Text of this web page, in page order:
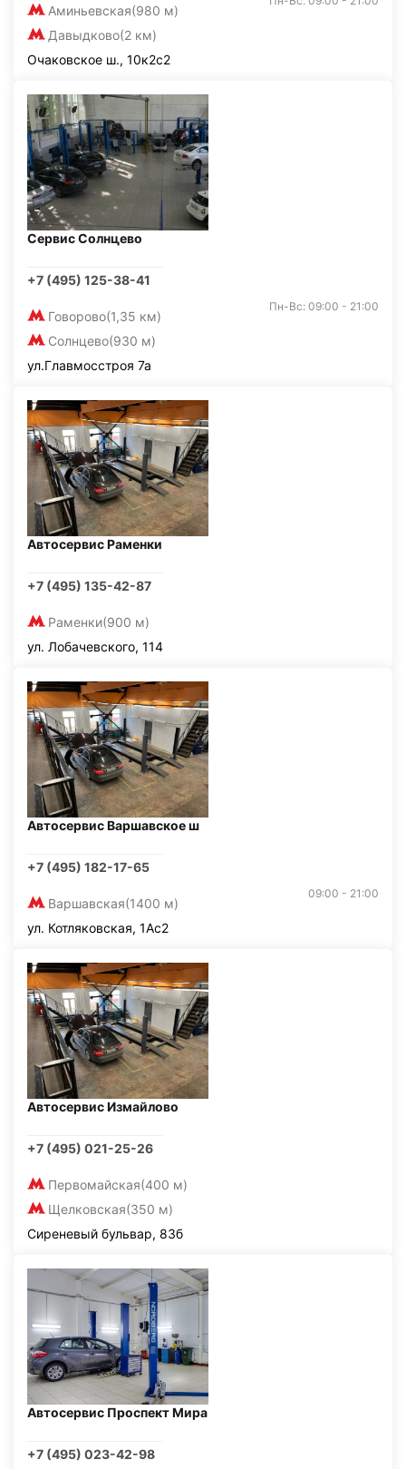
Аминьевская(980 м)
Давыдково(2 км)
Очаковское ш., 10к2с2
Сервис Солнцево
+7 (495) 125-38-41
Говорово(1,35 км)
Солнцево(930 м)
Пн-Вс: 09:00 - 21:00
ул.Главмосстроя 7а
Автосервис Раменки
+7 (495) 135-42-87
Раменки(900 м)
ул. Лобачевского, 114
Автосервис Варшавское ш
+7 (495) 182-17-65
Варшавская(1400 м)
09:00 - 21:00
ул. Котляковская, 1Ас2
Автосервис Измайлово
+7 (495) 021-25-26
Первомайская(400 м)
Щелковская(350 м)
Сиреневый бульвар, 83б
Автосервис Проспект Мира
+7 (495) 023-42-98